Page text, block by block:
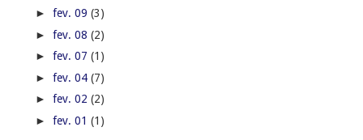
► fev. 09 (3)
► fev. 08 (2)
► fev. 07 (1)
► fev. 04 (7)
► fev. 02 (2)
► fev. 01 (1)